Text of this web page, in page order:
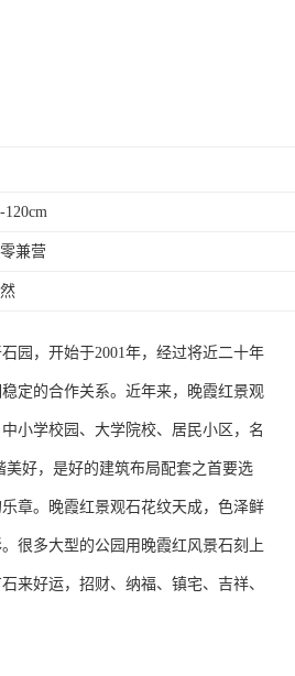
120cm
兼营
园，开始于2001年，经过将近二十年
定的合作关系。近年来，晚霞红景观
小学校园、大学院校、居民小区，名
好，是好的建筑布局配套之首要选
章。晚霞红景观石花纹天成，色泽鲜
很多大型的公园用晚霞红风景石刻上
来好运，招财、纳福、镇宅、吉祥、